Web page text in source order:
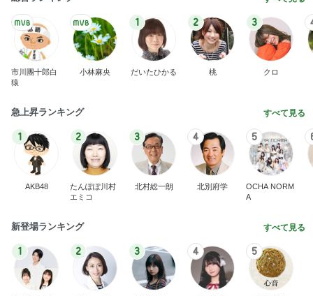
市川團十郎白
猿
小林麻央
1
だいたひかる
2
桃
3
クロ
急上昇ランキング すべて見る
1
AKB48
2
たんぽぽ川村
エミコ
3
北村総一朗
4
北別府学
5
OCHA NORM
A
新登場ランキング すべて見る
1 2 3 4 5